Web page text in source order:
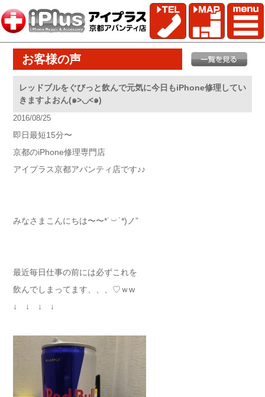
お客様の声
レッドブルをぐびっと飲んで元気に今日もiPhone修理してい
きますよおん(๑>◡<๑)
2016/08/25
即日最短15分〜
京都のiPhone修理専門店
アイプラス京都アバンティ店です♪♪
みなさまこんにちは〜〜*˙︶˙*)ノ”
最近毎日仕事の前には必ずこれを
飲んでしまってます、、、♡ｗw
↓ ↓ ↓ ↓